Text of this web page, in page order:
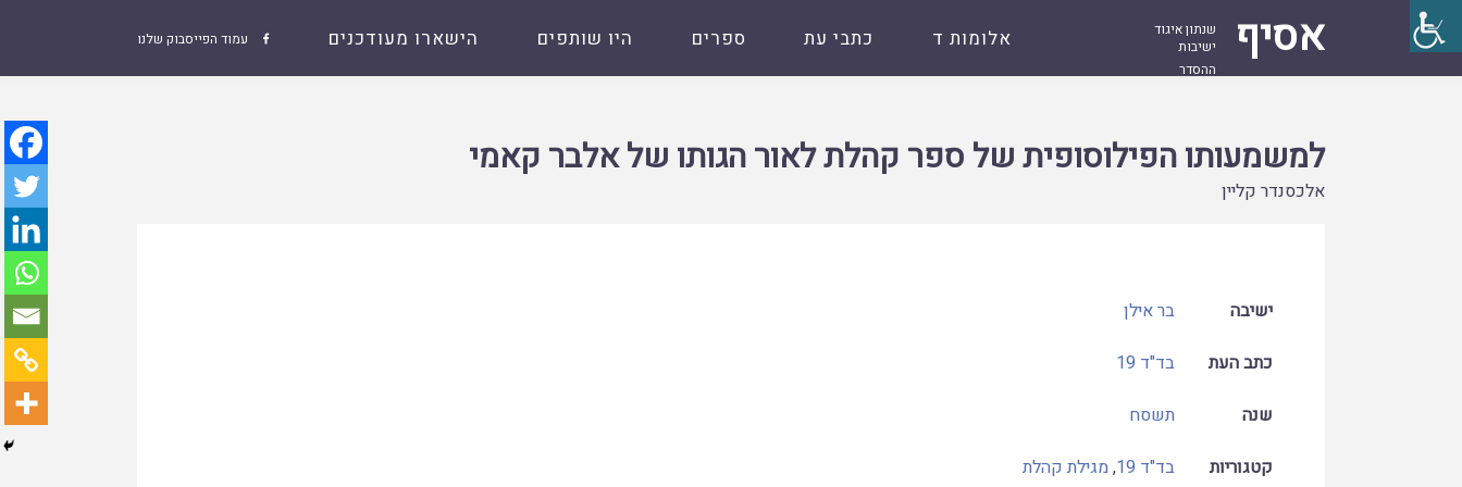
אסיף
שנתון איגוד
ישיבות
ההסדר
 עמוד הפייסבוק שלנו אלומות ד כתבי עת ספרים היו שותפים הישארו מעודכנים
למשמעותו הפילוסופית של ספר קהלת לאור הגותו של אלבר קאמי
אלכסנדר קליין
ישיבה
בר אילן
כתב העת
בד"ד 19
שנה
תשסח
קטגוריות
בד"ד 19 ,מגילת קהלת